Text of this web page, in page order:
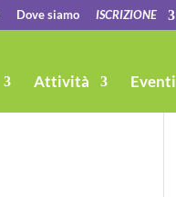
Dove siamo ISCRIZIONE
Attività Eventi